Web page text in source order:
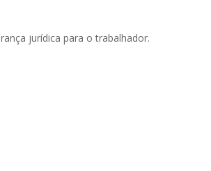
jurídica para o trabalhador.